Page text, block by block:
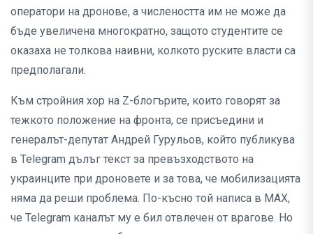
оператори на дронове, а числеността им не може да
бъде увеличена многократно, защото студентите се
оказаха не толкова наивни, колкото руските власти са
предполагали.
Към стройния хор на Z-блогърите, които говорят за
тежкото положение на фронта, се присъедини и
генералът-депутат Андрей Гурульов, който публикува
в Telegram дълъг текст за превъзходството на
украинците при дроновете и за това, че мобилизацията
няма да реши проблема. По-късно той написа в MAX,
че Telegram каналът му е бил отвлечен от врагове. Но